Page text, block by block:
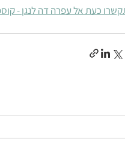
כעת אל עפרה דה לנגן -